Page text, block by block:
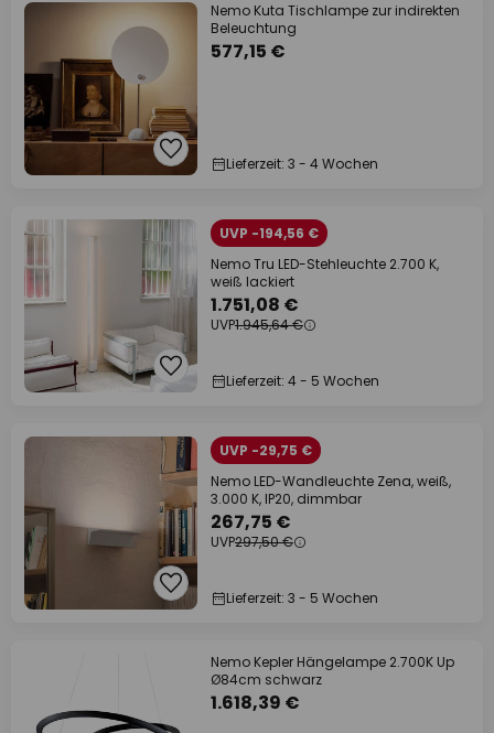
Nemo Kuta Tischlampe zur indirekten
Beleuchtung
577,15 €
Lieferzeit: 3 - 4 Wochen
UVP -194,56 €
Nemo Tru LED-Stehleuchte 2.700 K,
weiß lackiert
1.751,08 €
UVP1.945,64 €
Lieferzeit: 4 - 5 Wochen
UVP -29,75 €
Nemo LED-Wandleuchte Zena, weiß,
3.000 K, IP20, dimmbar
267,75 €
UVP297,50 €
Lieferzeit: 3 - 5 Wochen
Nemo Kepler Hängelampe 2.700K Up
Ø84cm schwarz
1.618,39 €